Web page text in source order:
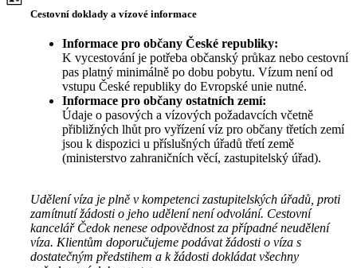
Cestovní doklady a vízové informace
Informace pro občany České republiky:
K vycestování je potřeba občanský průkaz nebo cestovní
pas platný minimálně po dobu pobytu. Vízum není od
vstupu České republiky do Evropské unie nutné.
Informace pro občany ostatních zemí:
Údaje o pasových a vízových požadavcích včetně
přibližných lhůt pro vyřízení víz pro občany třetích zemí
jsou k dispozici u příslušných úřadů třetí země
(ministerstvo zahraničních věcí, zastupitelský úřad).
Udělení víza je plně v kompetenci zastupitelských úřadů, proti
zamítnutí žádosti o jeho udělení není odvolání. Cestovní
kancelář Čedok nenese odpovědnost za případné neudělení
víza. Klientům doporučujeme podávat žádosti o víza s
dostatečným předstihem a k žádosti dokládat všechny